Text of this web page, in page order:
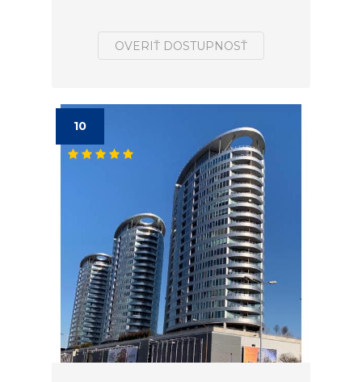
OVERIŤ DOSTUPNOSŤ
10